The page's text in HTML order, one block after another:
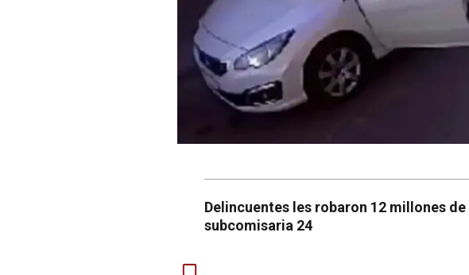
Delincuentes les robaron 12 millones
subcomisaria 24